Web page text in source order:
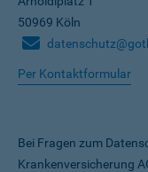
50969 Köln
Per Kontaktformular
Bei Fragen zum
Krankenversicherung